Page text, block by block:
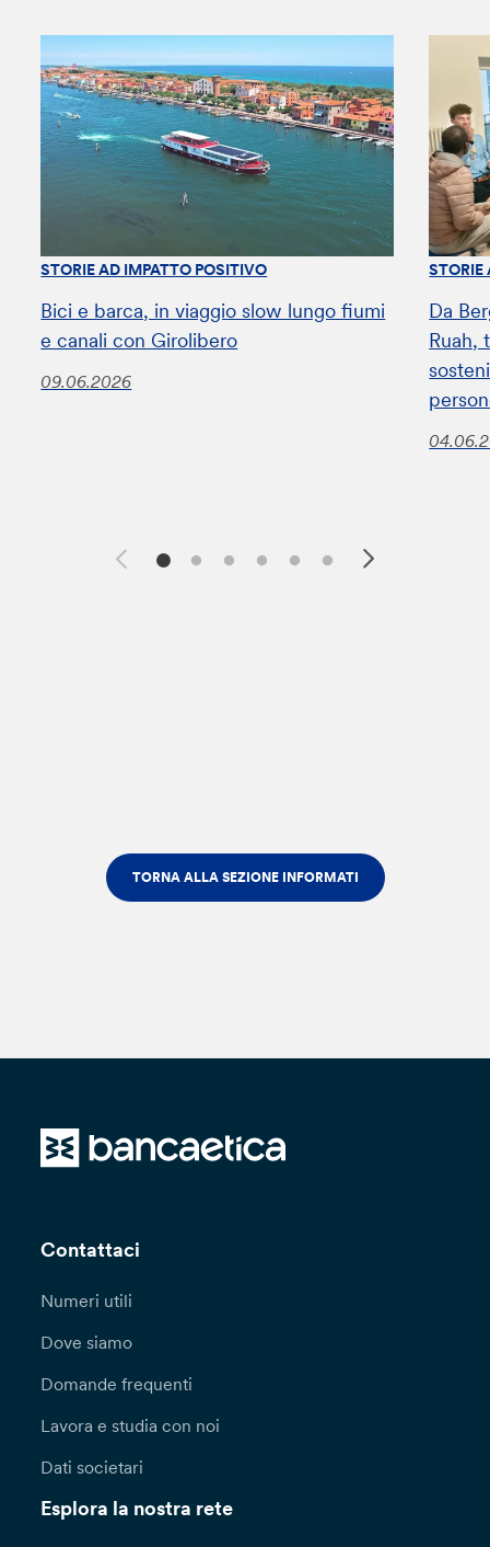
STORIE AD IMPATTO POSITIVO
Bici e barca, in viaggio slow lungo fiumi
e canali con Girolibero
09.06.2026
STORIE
Da
Ruah,
TORNA ALLA SEZIONE INFORMATI
Contattaci
Numeri utili
Dove siamo
Domande frequenti
Lavora e studia con noi
Dati societari
Esplora la nostra rete